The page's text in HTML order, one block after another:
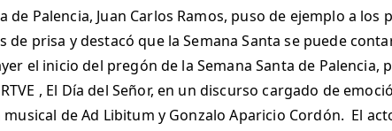
de Palencia, Juan Carlos Ramos, puso de ejemplo a
prisa y destacó que la Semana Santa se puede
el inicio del pregón de la Semana Santa de Palencia,
, El Día del Señor, en un discurso cargado de
de Ad Libitum y Gonzalo Aparicio Cordón. El